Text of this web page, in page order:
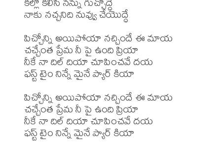
నాకు నచ్చనిది నువ్వు చేయొద్ధే
పిచ్చోన్ని అయిపోయా నచ్చిందే ఈ మాయ
చచ్చేంత ప్రేమ నీ పై ఉంది ప్రియా
నీకే నా దిల్ దియా చూపించవే దయ
ఫస్ట్ టైం నిన్నే మైనే ప్యార్ కియా
పిచ్చోన్ని అయిపోయా నచ్చిందే ఈ మాయ
చచ్చేంత ప్రేమ నీ పై ఉంది ప్రియా
నీకే నా దిల్ దియా చూపించవే దయ
ఫస్ట్ టైం నిన్నే మైనే ప్యార్ కియా